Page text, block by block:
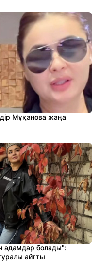
Мұқанова жаңа
адамдар болады":
айтты